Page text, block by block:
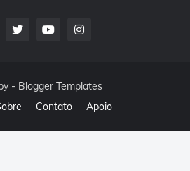
- Blogger Templates
Contato Apoio